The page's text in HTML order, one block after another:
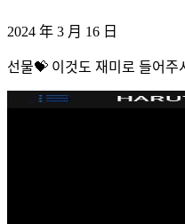
2024 年 3 月 16 日
선물💝 이것도 재미로 들어